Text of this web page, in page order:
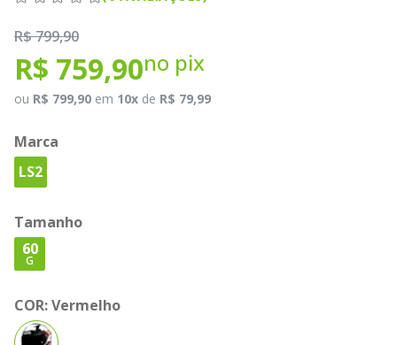
R$ 799,90
R$ 759,90no pix
ou R$ 799,90 em 10x de R$ 79,99
Marca
LS2
Tamanho
60
G
COR:Vermelho